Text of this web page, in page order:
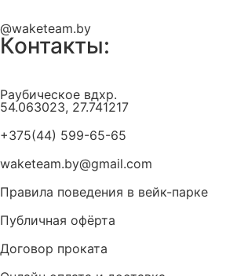
@waketeam.by
Контакты:
Раубическое вдхр.
54.063023, 27.741217
+375(44) 599-65-65
waketeam.by@gmail.com
Правила поведения в вейк-парке
Публичная офёрта
Договор проката